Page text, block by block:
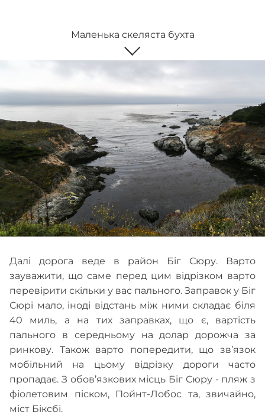
Маленька скеляста бухта
Далі дорога веде в район Біг Сюру. Варто
зауважити, що саме перед цим відрізком варто
перевірити скільки у вас пального. Заправок у Біг
Сюрі мало, іноді відстань між ними складає біля
40 миль, а на тих заправках, що є, вартість
пального в середньому на долар дорожча за
ринкову. Також варто попередити, що зв’язок
мобільний на цьому відрізку дороги часто
пропадає. З обов’язкових місць Біг Сюру - пляж з
фіолетовим піском, Пойнт-Лобос та, звичайно,
міст Біксбі.